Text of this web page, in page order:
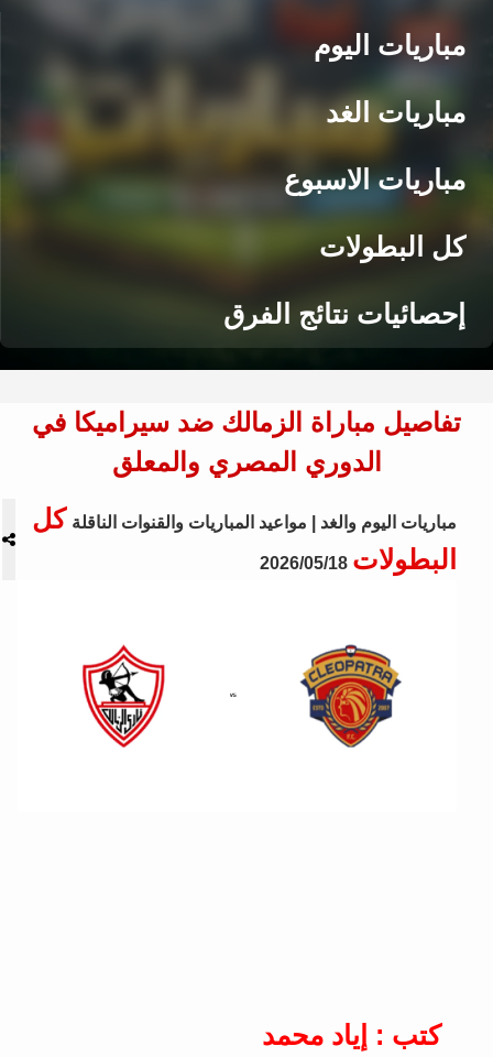
مباريات اليوم
مباريات الغد
مباريات الاسبوع
كل البطولات
إحصائيات نتائج الفرق
تفاصيل مباراة الزمالك ضد سيراميكا في
الدوري المصري والمعلق
مباريات اليوم والغد | مواعيد المباريات والقنوات الناقلة كل
البطولات 2026/05/18
كتب : إياد محمد